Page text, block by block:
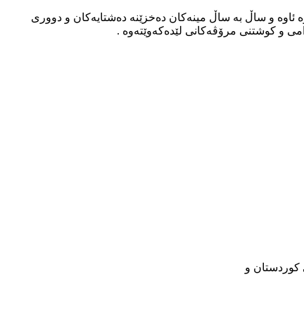
ئاوە و ساڵ بە ساڵ مینەکان دەخزێنە دەشتایەکان و دووری
و کوشتنی مرۆڤەکانی لێدەکەوێتەوە .